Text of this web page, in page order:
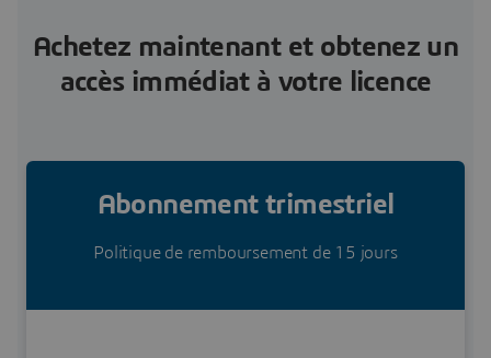
Achetez maintenant et obtenez un
accès immédiat à votre licence
Abonnement trimestriel
Politique de remboursement de 15 jours